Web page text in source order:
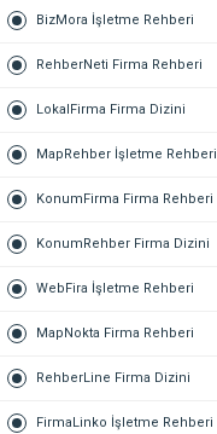
BizMora İşletme Rehberi
RehberNeti Firma Rehberi
LokalFirma Firma Dizini
MapRehber İşletme Rehberi
KonumFirma Firma Rehberi
KonumRehber Firma Dizini
WebFira İşletme Rehberi
MapNokta Firma Rehberi
RehberLine Firma Dizini
FirmaLinko İşletme Rehberi